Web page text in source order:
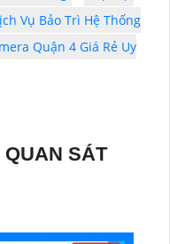
Vụ Bảo Trì Hệ Thống
Quận 4 Giá Rẻ Uy
SÁT